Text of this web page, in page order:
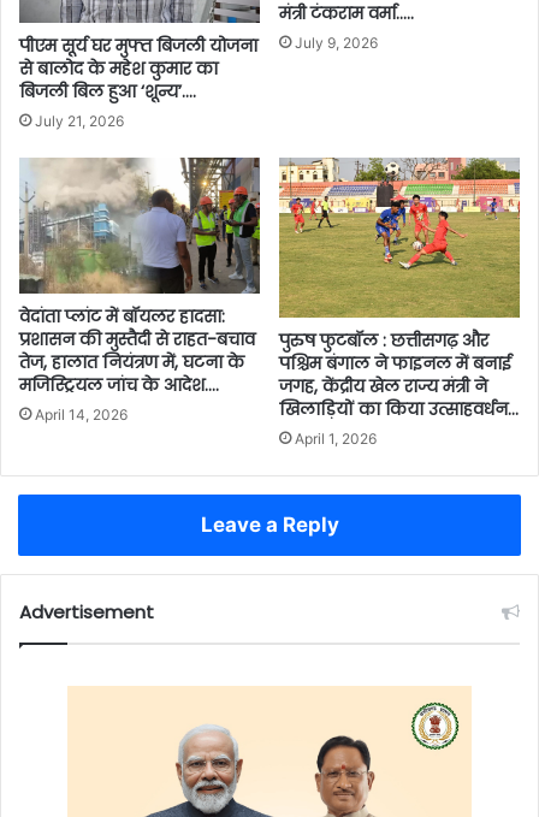
पीएम सूर्य घर मुफ्त बिजली योजना
से बालोद के महेश कुमार का
बिजली बिल हुआ ‘शून्य’….
July 21, 2026
मंत्री टंकराम वर्मा…..
July 9, 2026
वेदांता प्लांट में बॉयलर हादसा:
प्रशासन की मुस्तैदी से राहत-बचाव
तेज, हालात नियंत्रण में, घटना के
मजिस्ट्रियल जांच के आदेश….
April 14, 2026
पुरुष फुटबॉल : छत्तीसगढ़ और
पश्चिम बंगाल ने फाइनल में बनाई
जगह, केंद्रीय खेल राज्य मंत्री ने
खिलाड़ियों का किया उत्साहवर्धन…
April 1, 2026
Leave a Reply
Advertisement